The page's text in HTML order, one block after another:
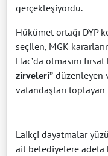
gerçekleşiyordu.
Hükümet ortağı DYP
seçilen, MGK
Hac’da olmasını
zirveleri” düzenleyen
vatandaşları toplayan
Laikçi dayatmalar
ait belediyelere adeta